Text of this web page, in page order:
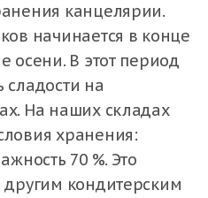
канцелярии.
начинается в конце
осени. В этот период
на
На наших складах
хранения:
70 %. Это
кондитерским